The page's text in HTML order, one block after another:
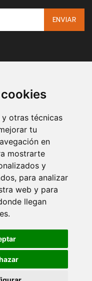
otras técnicas
tu
en
mostrarte
y
para analizar
web y para
llegan
ENVIAR